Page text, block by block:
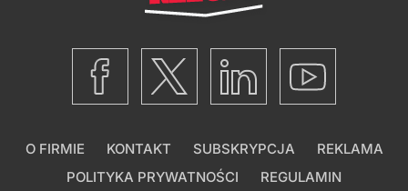
O FIRMIE KONTAKT SUBSKRYPCJA
REKLAMA
POLITYKA PRYWATNOŚCI
REGULAMIN